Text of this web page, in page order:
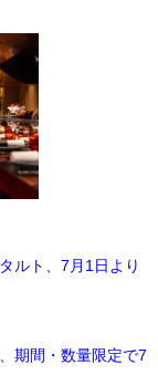
ルト、7月1日より
期間・数量限定で7